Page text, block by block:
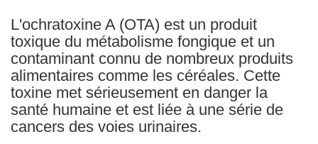
L'ochratoxine A (OTA) est un produit
toxique du métabolisme fongique et un
contaminant connu de nombreux produits
alimentaires comme les céréales. Cette
toxine met sérieusement en danger la
santé humaine et est liée à une série de
cancers des voies urinaires.